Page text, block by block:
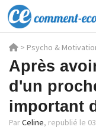
> Psycho &
Après
d'un
important
ParCeline, republié le